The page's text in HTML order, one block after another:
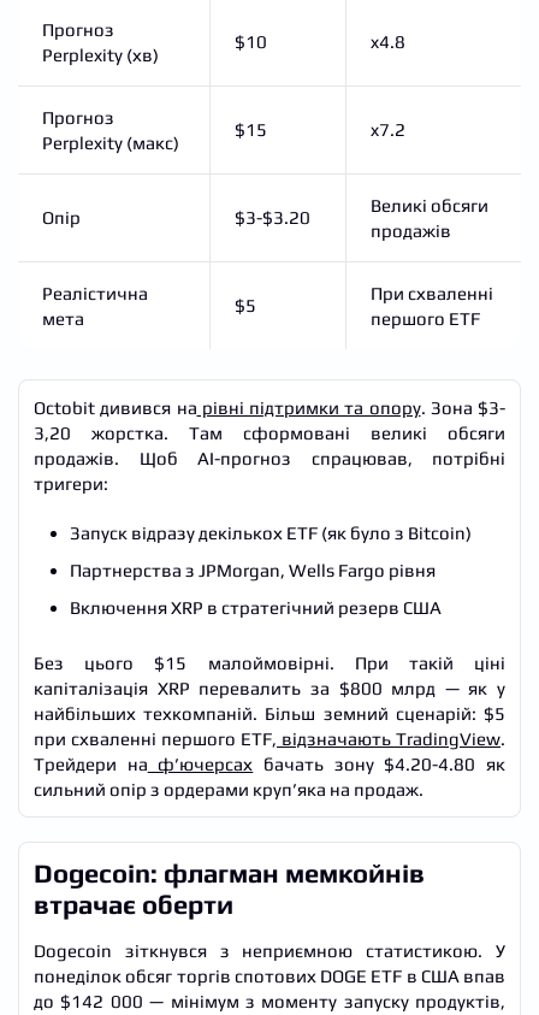
Прогноз
Perplexity (хв)
$10 x4.8
Прогноз
Perplexity (макс)
$15 x7.2
Опір $3-$3.20
Великі обсяги
продажів
Реалістична
мета
$5
При схваленні
першого ETF
Octobit дивився на рівні підтримки та опору. Зона $3-
3,20 жорстка. Там сформовані великі обсяги
продажів. Щоб AI-прогноз спрацював, потрібні
тригери:
Запуск відразу декількох ETF (як було з Bitcoin)
Партнерства з JPMorgan, Wells Fargo рівня
Включення XRP в стратегічний резерв США
Без цього $15 малоймовірні. При такій ціні
капіталізація XRP перевалить за $800 млрд — як у
найбільших техкомпаній. Більш земний сценарій: $5
при схваленні першого ETF, відзначають TradingView.
Трейдери на ф’ючерсах бачать зону $4.20-4.80 як
сильний опір з ордерами круп’яка на продаж.
Dogecoin: флагман мемкойнів
втрачає оберти
Dogecoin зіткнувся з неприємною статистикою. У
понеділок обсяг торгів спотових DOGE ETF в США впав
до $142 000 — мінімум з моменту запуску продуктів,